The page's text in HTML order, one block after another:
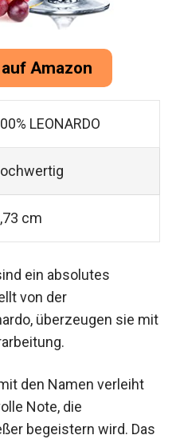
Amazon
LEONARDO
cm
ein absolutes
von der
überzeugen sie mit
den Namen verleiht
Note, die
begeistern wird. Das